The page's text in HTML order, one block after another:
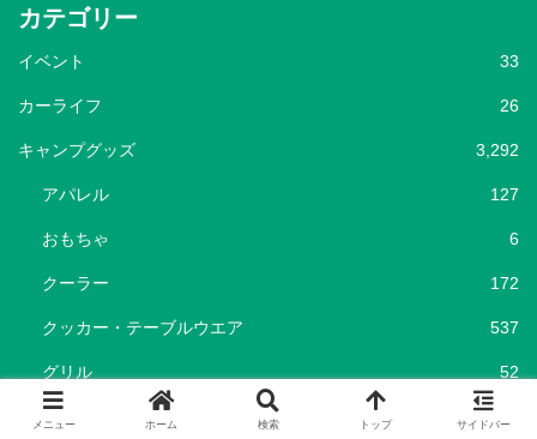
カテゴリー
イベント 33
カーライフ 26
キャンプグッズ 3,292
アパレル 127
おもちゃ 6
クーラー 172
クッカー・テーブルウエア 537
グリル 52
メニュー ホーム 検索 トップ サイドバー